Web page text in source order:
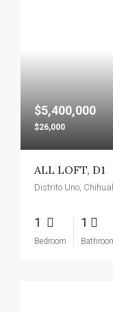
$5,400,000
$26,000
ALL LOFT, D1
1
Bedroom
1